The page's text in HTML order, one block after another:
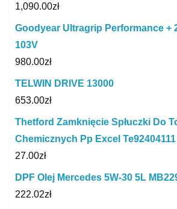
1,090.00zł
Goodyear Ultragrip Performance +
103V
980.00zł
TELWIN DRIVE 13000
653.00zł
Thetford Zamknięcie Spłuczki Do
Chemicznych Pp Excel Te92404111
27.00zł
DPF Olej Mercedes 5W-30 5L
222.02zł